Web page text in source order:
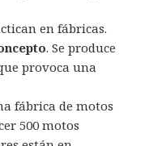
en fábricas.
. Se produce
provoca una
fábrica de motos
500 motos